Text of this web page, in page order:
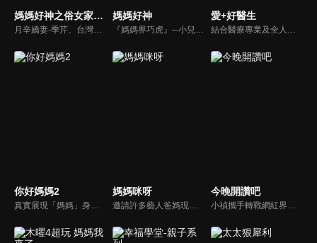
媽媽好神之俗女家務事 媽媽好神 愛+好醫生
你好媽媽2
真實展現「媽媽」身份的更多社會觸角，探討對「媽媽」概念的時代定義，探訪更多的當代媽媽。每期走進嘉賓生活，探討母親在家庭中、在自己生命中的位置。
媽媽咪呀
邀請許多藝人爸媽現身說法，與相關專家顧問共同討論分享，以談話的方式進行，對一人爸媽和名人家庭教育有興趣的朋友一定不能錯過。
今晚開讚吧
小禎攜手轉戰網紅界獲好評的羅時豐主持綜藝節目《今晚開讚吧》，節目嘗試創新互動式節目，帶動討論時事及創新的議題，打破傳統的談話模式，進而更貼近網路群眾。